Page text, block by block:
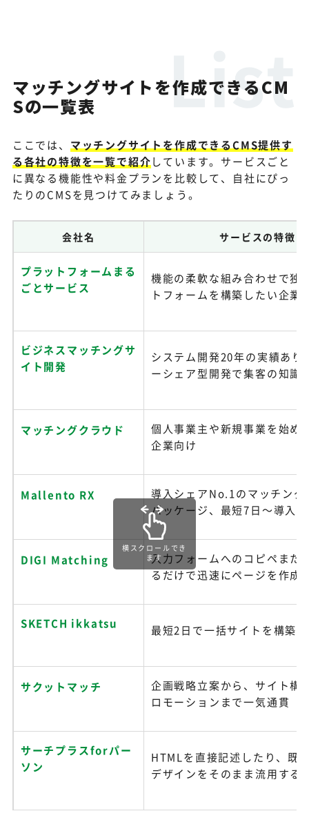
マッチングサイトを作成できるCM
Sの一覧表
ここでは、 マッチングサイトを作成できるCMS提供す
る各社の特徴を一覧で紹介しています。サービスごと
に異なる機能性や料金プランを比較して、自社にぴっ
たりのCMSを見つけてみましょう。
会社名 サービスの特徴
プラットフォームまる
ごとサービス
機能の柔軟な組み合わせで独
トフォームを構築したい企業
ビジネスマッチングサ
イト開発
システム開発20年の実績あり
ーシェア型開発で集客の知識
マッチングクラウド
個人事業主や新規事業を始め
企業向け
Mallento RX
導入シェアNo.1のマッチング
パッケージ、最短7日～導入
DIGI Matching
入力フォームへのコピペまた
るだけで迅速にページを作成
SKETCH ikkatsu 最短2日で一括サイトを構築
サクットマッチ
企画戦略立案から、サイト構
ロモーションまで一気通貫
サーチプラスforパー
ソン
HTMLを直接記述したり、既
デザインをそのまま流用する
横スクロールでき
ます